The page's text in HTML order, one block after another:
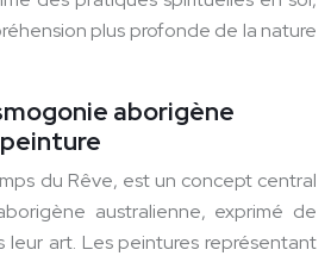
plus profonde de la nature
aborigène
du Rêve, est un concept central
australienne, exprimé de
leur art. Les peintures représentant